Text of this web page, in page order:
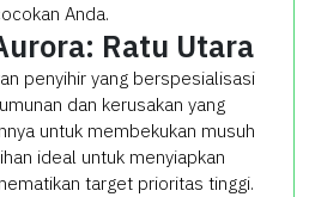
Anda.
Ratu Utara
penyihir yang berspesialisasi
dan kerusakan yang
untuk membekukan musuh
ideal untuk menyiapkan
target prioritas tinggi.